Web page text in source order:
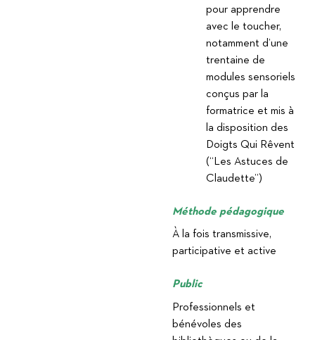
pour apprendre
avec le toucher,
notamment d’une
trentaine de
modules sensoriels
conçus par la
formatrice et mis à
la disposition des
Doigts Qui Rêvent
(“Les Astuces de
Claudette”)
Méthode pédagogique
À la fois transmissive,
participative et active
Public
Professionnels et
bénévoles des